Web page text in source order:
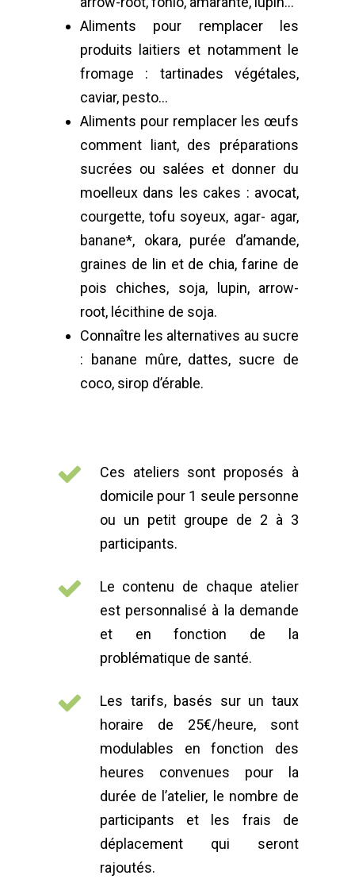
Aliments pour remplacer les
produits laitiers et notamment le
fromage : tartinades végétales,
caviar, pesto…
Aliments pour remplacer les œufs
comment liant, des préparations
sucrées ou salées et donner du
moelleux dans les cakes : avocat,
courgette, tofu soyeux, agar- agar,
banane*, okara, purée d’amande,
graines de lin et de chia, farine de
pois chiches, soja, lupin, arrow-
root, lécithine de soja.
Connaître les alternatives au sucre
: banane mûre, dattes, sucre de
coco, sirop d’érable.
Ces ateliers sont proposés à
domicile pour 1 seule personne
ou un petit groupe de 2 à 3
participants.
Le contenu de chaque atelier
est personnalisé à la demande
et en fonction de la
problématique de santé.
Les tarifs, basés sur un taux
horaire de 25€/heure, sont
modulables en fonction des
heures convenues pour la
durée de l’atelier, le nombre de
participants et les frais de
déplacement qui seront
rajoutés.